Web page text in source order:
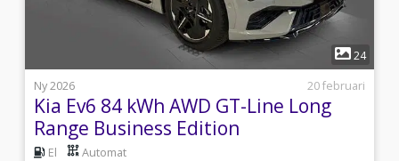
1
24
Ny 2026
20 februari
Kia Ev6 84 kWh AWD GT-Line Long
Range Business Edition
El Automat